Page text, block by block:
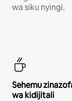
wa siku nyingi.
Sehemu
wa kidijitali